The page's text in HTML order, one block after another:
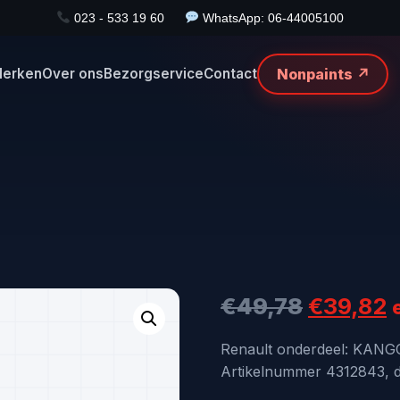
023 - 533 19 60 WhatsApp: 06-44005100
Over onsBezorgserviceContact Nonpaints ↗
€49,78
prijs
was:
€39,82
Renault onderdeel:
Artikelnummer 4312843,